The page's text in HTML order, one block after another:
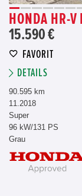
HONDA HR-V
15.590 €
FAVORIT
DETAILS
90.595 km
11.2018
Super
96 kW/131 PS
Grau